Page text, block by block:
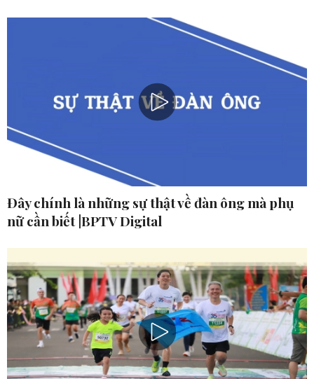
Đây chính là những sự thật về đàn ông mà phụ
nữ cần biết |BPTV Digital